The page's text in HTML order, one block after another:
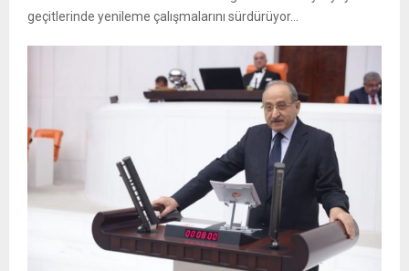
geçitlerinde yenileme çalışmalarını sürdürüyor...